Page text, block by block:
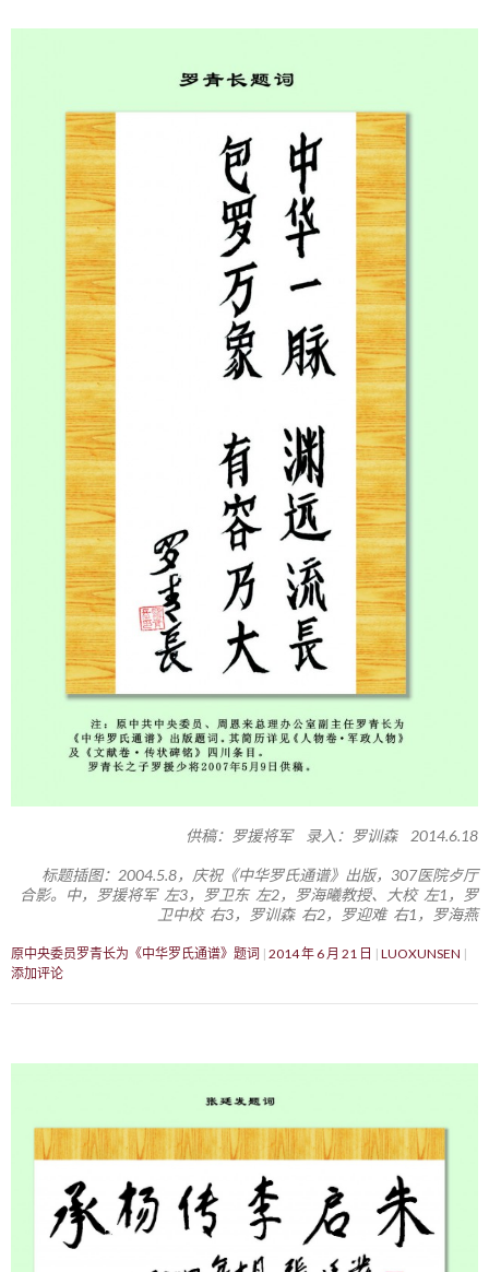
供稿：罗援将军 录入：罗训森 2014.6.18
标题插图：2004.5.8，庆祝《中华罗氏通谱》出版，307医院歺厅
合影。中，罗援将军 左3，罗卫东 左2，罗海曦教授、大校 左1，罗
卫中校 右3，罗训森 右2，罗迎难 右1，罗海燕
原中央委员罗青长为《中华罗氏通谱》题词 2014 年 6 月 21 日
LUOXUNSEN
添加评论